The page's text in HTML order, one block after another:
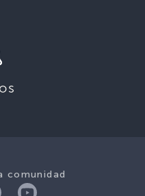
comunidad